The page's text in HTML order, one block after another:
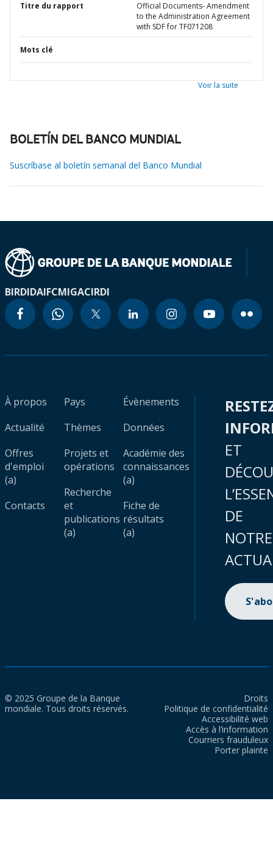
Titre du rapport
Official Documents- Amendment
to the Administration Agreement
with SDF for TF071208
Mots clé
Voir la suite
BOLETÍN DEL BANCO MUNDIAL
Suscríbase al boletín semanal del Banco Mundial
BIRDIDAIFCMIGACIRDI
À propos
Actualité
Offres
d'emploi
(a)
Contacts
Pays
Thèmes
Projets et
opérations
Recherche
et
publications
(a)
Évènements
Données
Académie des
connaissances
(a)
Fiche de
résultats
(a)
ET
DE
NOTRE
© 2025 Groupe de la Banque
mondiale. Tous droits réservés.
Droits
Politique de confidentialité
Accessibilité web
Accès à l’information
Courriers frauduleux
Porter plainte